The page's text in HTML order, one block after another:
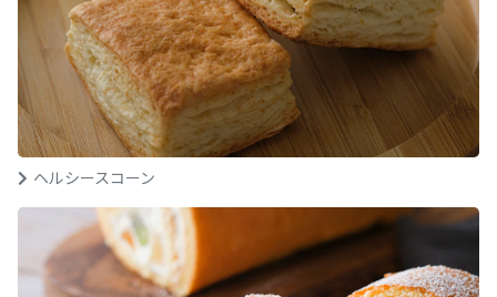
ヘルシースコーン